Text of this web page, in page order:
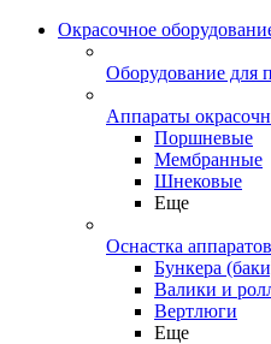
Окрасочное
Оборудование для
Аппараты
Поршневые
Мембранные
Шнековые
Еще
Оснастка
Бункера
Валики и
Вертлюги
Еще